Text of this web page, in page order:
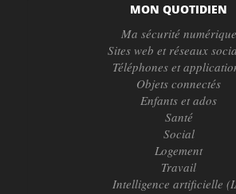
MON QUOTIDIEN
Ma sécurité numérique
Sites web et réseaux
Téléphones et
Objets connectés
Enfants et ados
Santé
Social
Logement
Travail
Intelligence artificielle